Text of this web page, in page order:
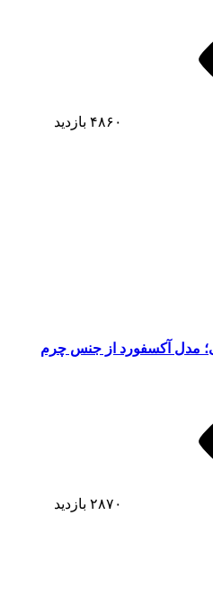
۴۸۶۰ بازدید
مدل آکسفورد از جنس چرم
۲۸۷۰ بازدید